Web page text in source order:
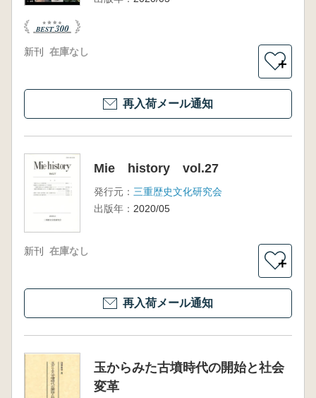
新刊 在庫なし
＋
再入荷メール通知
Mie history vol.27
発行元： 三重歴史文化研究会
出版年： 2020/05
新刊 在庫なし
＋
再入荷メール通知
玉からみた古墳時代の開始と社会
変革